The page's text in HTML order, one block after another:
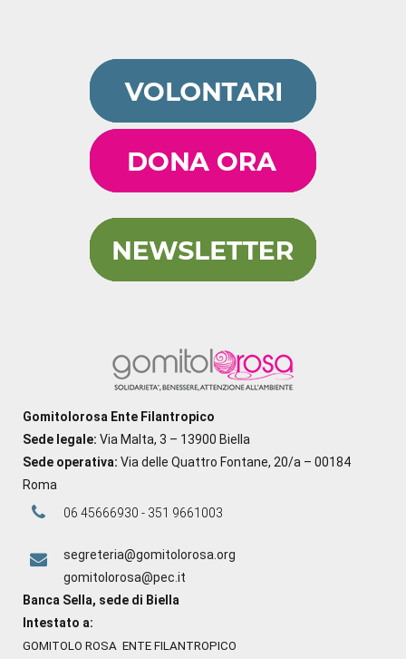
Gomitolorosa Ente Filantropico
Sede legale: Via Malta, 3 – 13900 Biella
Sede operativa: Via delle Quattro Fontane, 20/a – 00184
Roma
06 45666930 - 351 9661003
segreteria@gomitolorosa.org
gomitolorosa@pec.it
Banca Sella, sede di Biella
Intestato a:
GOMITOLO ROSA ENTE FILANTROPICO